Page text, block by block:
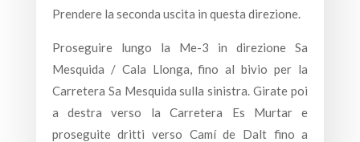
Prendere la seconda uscita in questa direzione.
Proseguire lungo la Me-3 in direzione Sa
Mesquida / Cala Llonga, fino al bivio per la
Carretera Sa Mesquida sulla sinistra. Girate poi
a destra verso la Carretera Es Murtar e
proseguite dritti verso Camí de Dalt fino a